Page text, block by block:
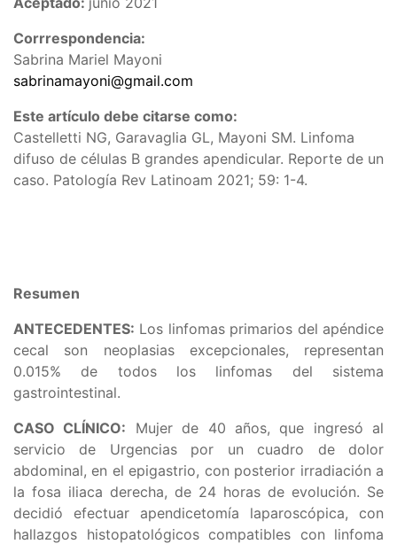
Corrrespondencia:
Sabrina Mariel Mayoni
sabrinamayoni@gmail.com
Este artículo debe citarse como:
Castelletti NG, Garavaglia GL, Mayoni SM. Linfoma
difuso de células B grandes apendicular. Reporte de un
caso. Patología Rev Latinoam 2021; 59: 1-4.
Resumen
ANTECEDENTES: Los linfomas primarios del apéndice
cecal son neoplasias excepcionales, representan
0.015% de todos los linfomas del sistema
gastrointestinal.
CASO CLÍNICO: Mujer de 40 años, que ingresó al
servicio de Urgencias por un cuadro de dolor
abdominal, en el epigastrio, con posterior irradiación a
la fosa iliaca derecha, de 24 horas de evolución. Se
decidió efectuar apendicetomía laparoscópica, con
hallazgos histopatológicos compatibles con linfoma